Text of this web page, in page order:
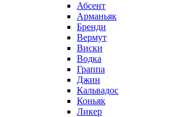
Абсент
Арманьяк
Бренди
Вермут
Виски
Водка
Граппа
Джин
Кальвадос
Коньяк
Ликер